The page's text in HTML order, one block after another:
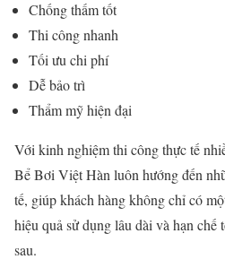
Chống thấm tốt
Thi công nhanh
Tối ưu chi phí
Dễ bảo trì
Thẩm mỹ hiện đại
Với kinh nghiệm thi công thực tế
Bể Bơi Việt Hàn luôn hướng đến
tế, giúp khách hàng không chỉ có
hiệu quả sử dụng lâu dài và hạn chế
sau.